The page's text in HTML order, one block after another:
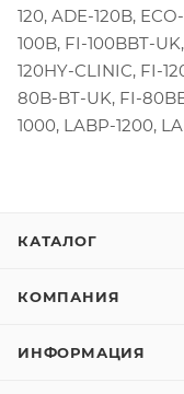
120, ADE-120B,
100B, FI-100BBT-
120HY-CLINIC, FI-
80B-BT-UK, FI-
1000, LABP-1200,
КАТАЛОГ
КОМПАНИЯ
ИНФОРМАЦИЯ